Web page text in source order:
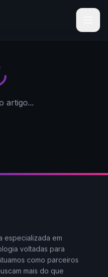
artigo...
especializada em
voltadas para
como parceiros
mais do que